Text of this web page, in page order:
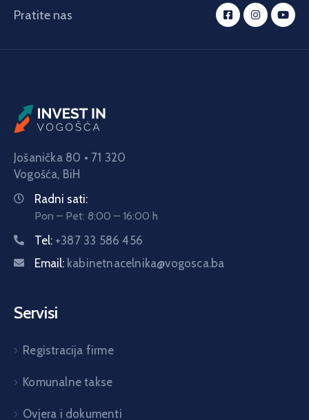
Pratite nas
Jošanička 80 • 71 320
Vogošća, BiH
Radni sati:
Pon – Pet: 8:00 – 16:00 h
Tel: +387 33 586 456
Email: kabinetnacelnika@vogosca.ba
Servisi
Registracija firme
Komunalne takse
Ovjera i dokumenti